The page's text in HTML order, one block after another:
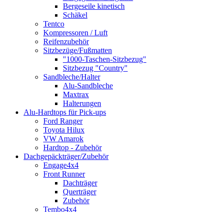
Bergeseile kinetisch
Schäkel
Tentco
Kompressoren / Luft
Reifenzubehör
Sitzbezüge/Fußmatten
"1000-Taschen-Sitzbezug"
Sitzbezug "Country"
Sandbleche/Halter
Alu-Sandbleche
Maxtrax
Halterungen
Alu-Hardtops für Pick-ups
Ford Ranger
Toyota Hilux
VW Amarok
Hardtop - Zubehör
Dachgepäckträger/Zubehör
Engage4x4
Front Runner
Dachträger
Querträger
Zubehör
Tembo4x4